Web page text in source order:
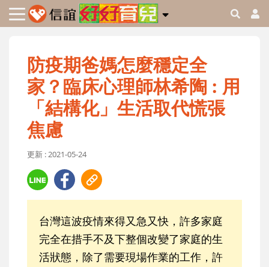
防疫期爸媽怎麼穩定全
家？臨床心理師林希陶 : 用
「結構化」生活取代慌張
焦慮
更新 : 2021-05-24
台灣這波疫情來得又急又快，許多家庭
完全在措手不及下整個改變了家庭的生
活狀態，除了需要現場作業的工作，許